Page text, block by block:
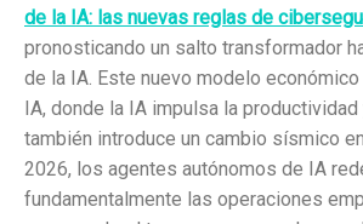
de la IA: las nuevas reglas de
pronosticando un salto transformador
de la IA. Este nuevo modelo
IA, donde la IA impulsa la
también introduce un cambio sísmico
2026, los agentes autónomos de IA
fundamentalmente las operaciones